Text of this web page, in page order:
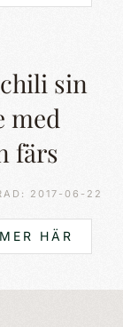
sin
med
färs
2017-06-22
HÄR